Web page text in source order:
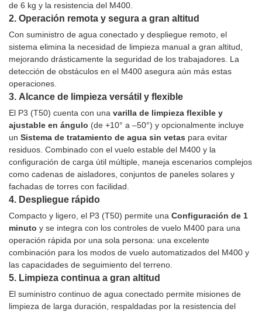
de 6 kg y la resistencia del M400.
2. Operación remota y segura a gran altitud
Con suministro de agua conectado y despliegue remoto, el
sistema elimina la necesidad de limpieza manual a gran altitud,
mejorando drásticamente la seguridad de los trabajadores. La
detección de obstáculos en el M400 asegura aún más estas
operaciones.
3. Alcance de limpieza versátil y flexible
El P3 (T50) cuenta con una varilla de limpieza flexible y
ajustable en ángulo (de +10° a –50°) y opcionalmente incluye
un Sistema de tratamiento de agua sin vetas para evitar
residuos. Combinado con el vuelo estable del M400 y la
configuración de carga útil múltiple, maneja escenarios complejos
como cadenas de aisladores, conjuntos de paneles solares y
fachadas de torres con facilidad.
4. Despliegue rápido
Compacto y ligero, el P3 (T50) permite una Configuración de 1
minuto y se integra con los controles de vuelo M400 para una
operación rápida por una sola persona: una excelente
combinación para los modos de vuelo automatizados del M400 y
las capacidades de seguimiento del terreno.
5. Limpieza continua a gran altitud
El suministro continuo de agua conectado permite misiones de
limpieza de larga duración, respaldadas por la resistencia del